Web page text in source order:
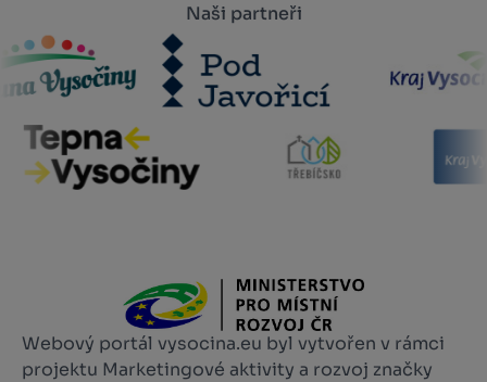
Naši partneři
Webový portál vysocina.eu byl vytvořen v rámci
projektu Marketingové aktivity a rozvoj značky